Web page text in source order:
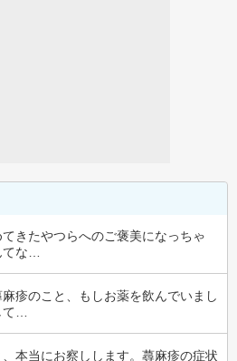
きたやつらへのご褒美になっちゃ
な…
疹のこと、もしお薬を飲んでいまし
…
本当にお察しします。蕁麻疹の症状